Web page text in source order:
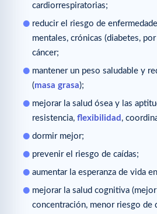
cardiorrespiratorias;
reducir el riesgo de
mentales, crónicas (diabetes,
cáncer;
mantener un peso saludable y
(masa grasa);
mejorar la salud ósea y las
resistencia, flexibilidad ,
dormir mejor;
prevenir el riesgo de caídas;
aumentar la esperanza de vida
mejorar la salud cognitiva
concentración, menor riesgo